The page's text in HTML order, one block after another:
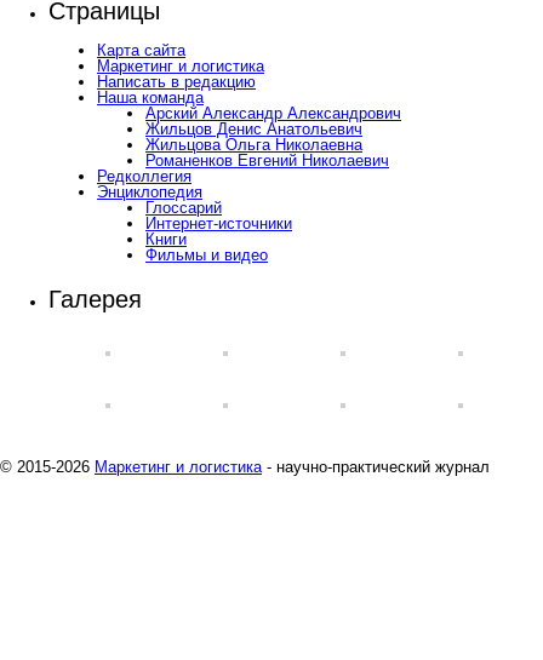
Страницы
Карта сайта
Маркетинг и логистика
Написать в редакцию
Наша команда
Арский Александр Александрович
Жильцов Денис Анатольевич
Жильцова Ольга Николаевна
Романенков Евгений Николаевич
Редколлегия
Энциклопедия
Глоссарий
Интернет-источники
Книги
Фильмы и видео
Галерея
© 2015-2026 Маркетинг и логистика- научно-практический журнал